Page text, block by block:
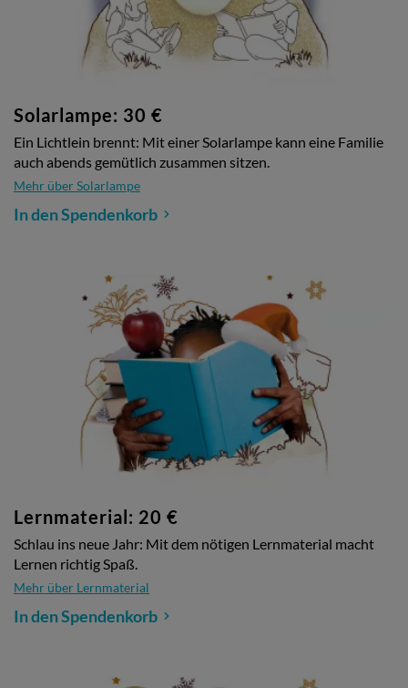
Solarlampe: 30 €
Ein Lichtlein brennt: Mit einer Solarlampe kann eine Familie
auch abends gemütlich zusammen sitzen.
Mehr über Solarlampe
In den Spendenkorb
Lernmaterial: 20 €
Schlau ins neue Jahr: Mit dem nötigen Lernmaterial macht
Lernen richtig Spaß.
Mehr über Lernmaterial
In den Spendenkorb